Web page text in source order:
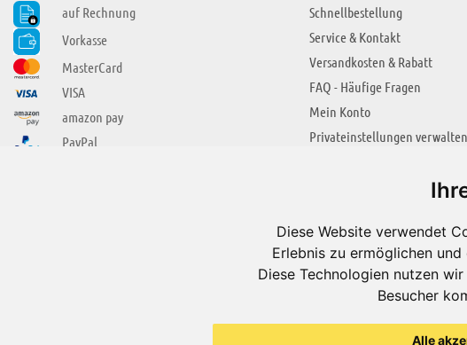
Diese Website verwendet
Erlebnis zu ermöglichen und
Diese Technologien nutzen
Besucher
Alle
auf Rechnung
Vorkasse
MasterCard
VISA
amazon pay
PayPal
Schnellbestellung
Service & Kontakt
Versandkosten & Rabatt
FAQ - Häufige Fragen
Mein Konto
Privateinstellungen verwalten
Jobs
Impressum
Datenschutzerklärung